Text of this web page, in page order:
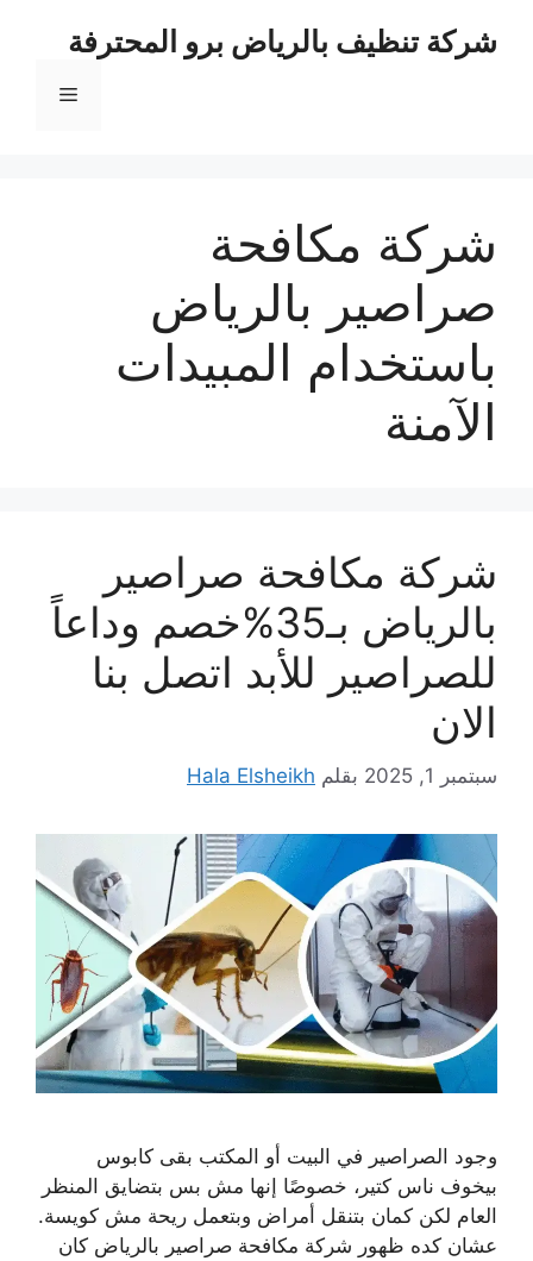
شركة تنظيف بالرياض برو المحترفة
القائمة
شركة مكافحة
صراصير بالرياض
باستخدام المبيدات
الآمنة
شركة مكافحة صراصير
بالرياض بـ35%خصم وداعاً
للصراصير للأبد اتصل بنا
الان
سبتمبر 1, 2025 بقلم Hala Elsheikh
وجود الصراصير في البيت أو المكتب بقى كابوس
بيخوف ناس كتير، خصوصًا إنها مش بس بتضايق المنظر
العام لكن كمان بتنقل أمراض وبتعمل ريحة مش كويسة.
عشان كده ظهور شركة مكافحة صراصير بالرياض كان